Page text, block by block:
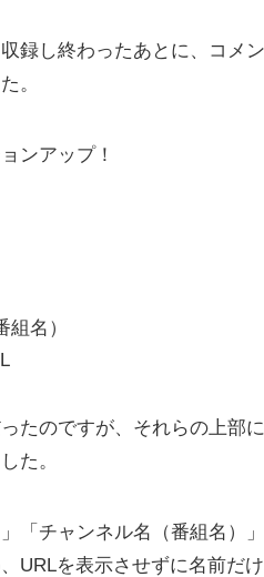
録し終わったあとに、コメ
。
ンアップ！
名）
たのですが、それらの上部
た。
「チャンネル名（番組名）
URLを表示させずに名前だ